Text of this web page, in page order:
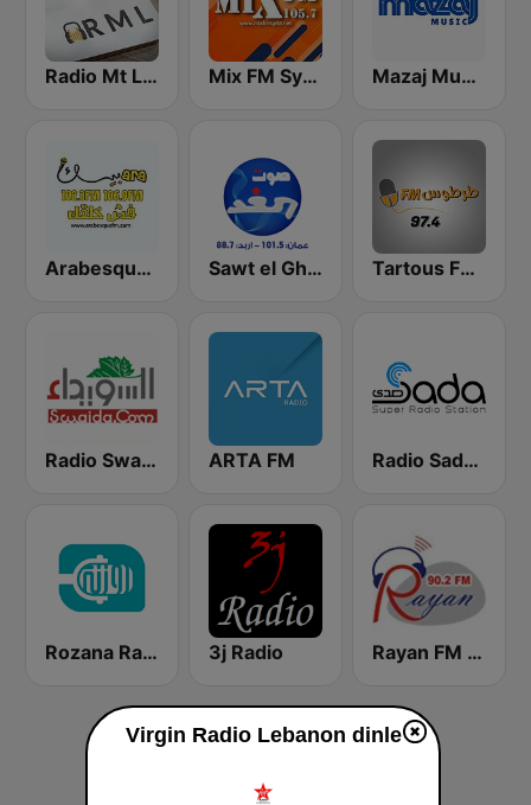
Radio Mt Lebanon Mix FM Syria - ميكس إف إم Mazaj Music
Arabesque FM - أرابيسك اف ام Sawt el Ghad (صوت الغد) Tartous FM طرطوس اف ام
Radio Swaida (السويداء راديو) ARTA FM Radio Sada (راديو صدى)
Rozana Radio 3j Radio Rayan FM (راديو ريان إف إم)
Virgin Radio Lebanon dinle